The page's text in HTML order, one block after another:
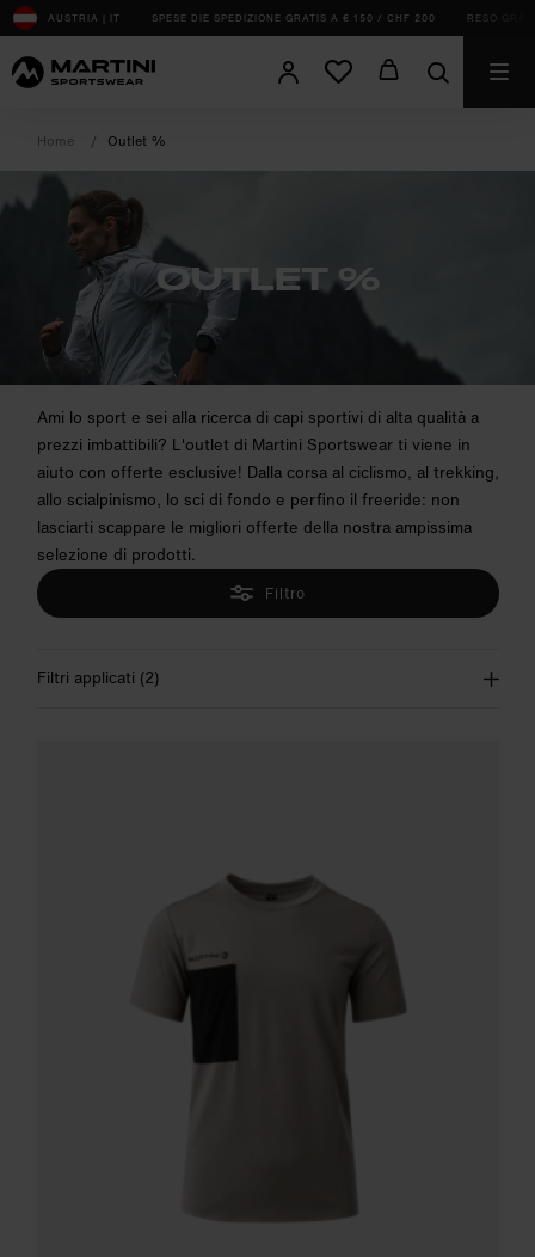
sr.Table Of Content
AUSTRIA | IT SPESE DIE SPEDIZIONE GRATIS A € 150 / CHF 200 RESO
Home Outlet %
OUTLET %
Ami lo sport e sei alla ricerca di capi sportivi di alta qualità a
prezzi imbattibili? L'outlet di Martini Sportswear ti viene in
aiuto con offerte esclusive! Dalla corsa al ciclismo, al trekking,
allo scialpinismo, lo sci di fondo e perfino il freeride: non
lasciarti scappare le migliori offerte della nostra ampissima
selezione di prodotti.
Filtro
Filtri applicati (2)